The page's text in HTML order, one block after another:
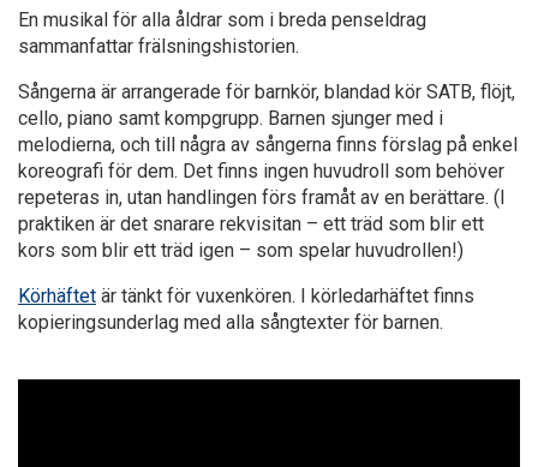
En musikal för alla åldrar som i breda penseldrag
sammanfattar frälsningshistorien.
Sångerna är arrangerade för barnkör, blandad kör SATB, flöjt,
cello, piano samt kompgrupp. Barnen sjunger med i
melodierna, och till några av sångerna finns förslag på enkel
koreografi för dem. Det finns ingen huvudroll som behöver
repeteras in, utan handlingen förs framåt av en berättare. (I
praktiken är det snarare rekvisitan – ett träd som blir ett
kors som blir ett träd igen – som spelar huvudrollen!)
Körhäftet är tänkt för vuxenkören. I körledarhäftet finns
kopieringsunderlag med alla sångtexter för barnen.